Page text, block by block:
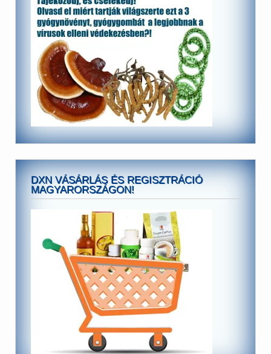
DXN VÁSÁRLÁS ÉS REGISZTRÁCIÓ
MAGYARORSZÁGON!